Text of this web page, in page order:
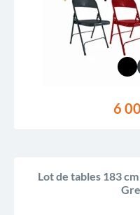
6
Lot de tables 183